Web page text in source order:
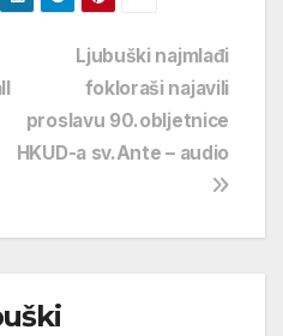
Ljubuški najmlađi
fokloraši najavili
proslavu 90.obljetnice
HKUD-a sv.Ante – audio